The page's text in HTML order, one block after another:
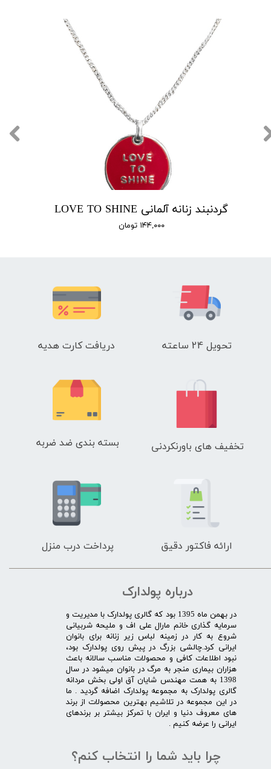
گردنبند زنانه آلمانی LOVE TO SHINE
۱۴۴,۰۰۰ تومان
تحویل 24 ساعته دریافت کارت هدیه
تخفیف های باورنکردنی بسته بندی ضد ضربه
ارائه فاکتور دقیق پرداخت درب منزل
درباره پولدارک
در بهمن ماه 1395 بود که گالری پولدارک با مدیریت و
سرمایه گذاری خانم مارال علی اف و ملیحه شربیانی
شروع به کار در زمینه لباس زیر زنانه برای بانوان
ایرانی کرد.چالشی بزرگ در پیش روی پولدارک بود،
نبود اطلاعات کافی و محصولات مناسب سالانه باعث
هزاران بیماری منجر به مرگ در بانوان میشود در سال
1398 به همت مهندس شایان آق اولی بخش مردانه
گالری پولدارک به مجموعه پولدارک اضافه گردید . ما
در این مجموعه در تلاشیم بهترین محصولات از برند
های معروف دنیا و ایران با تمرکز بیشتر بر برندهای
ایرانی را عرضه کنیم .​​​​​​​
چرا باید شما را انتخاب کنم؟